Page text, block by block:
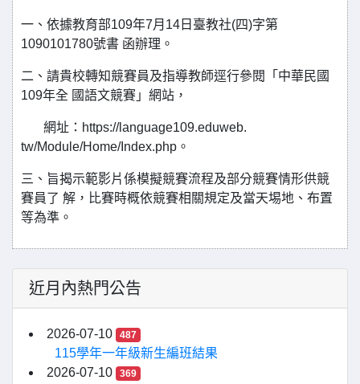
一、依據教育部109年7月14日臺教社(四)字第
1090101780號書 函辦理。
二、請貴校轉知競賽員及指導教師逕行參閱「中華民國
109年全 國語文競賽」網站，
網址：https://language109.eduweb.
tw/Module/Home/Index.php。
三、旨揭示範影片係模擬競賽流程及部分競賽情形供競
賽員了 解，比賽時概依競賽相關規定及當天埸地、布置
等為準。
近月內熱門公告
2026-07-10 487
115學年一年級新生編班結果
2026-07-10
369